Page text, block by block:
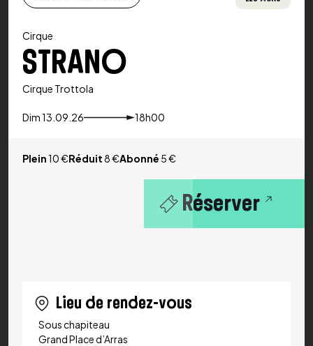
Cirque
STRANO
Cirque Trottola
Dim 13.09.26 18h00
Plein10 €Réduit8 €Abonné 5 €
Réserver
Lieu de rendez-vous
Sous chapiteau
Grand Place d’Arras